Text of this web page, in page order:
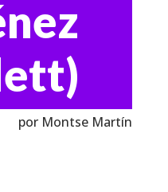
por Montse Martín